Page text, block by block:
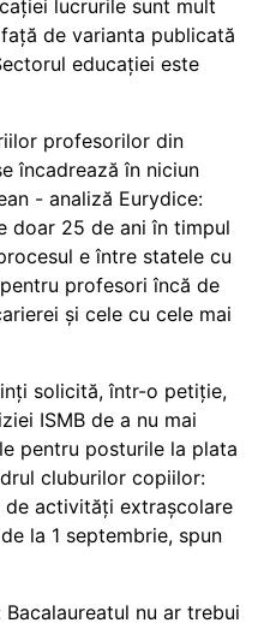
lucrurile sunt mult
de varianta publicată
educației este
profesorilor din
încadrează în niciun
- analiză Eurydice:
doar 25 de ani în timpul
e între statele cu
profesori încă de
și cele cu cele mai
solicită, într-o petiție,
ISMB de a nu mai
pentru posturile la plata
cluburilor copiilor:
de activități extrașcolare
la 1 septembrie, spun
Bacalaureatul nu ar trebui